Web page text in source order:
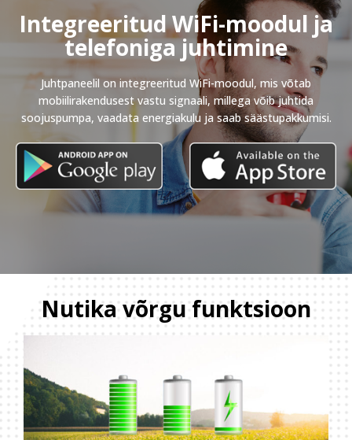
Integreeritud WiFi-moodul ja
telefoniga juhtimine
Juhtpaneelil on integreeritud WiFi-moodul, mis võtab
mobiilirakendusest vastu signaali, millega võib juhtida
soojuspumpa, vaadata energiakulu ja saab säästupakkumisi.
Nutika võrgu funktsioon
Vaheta veebisaidi keelt